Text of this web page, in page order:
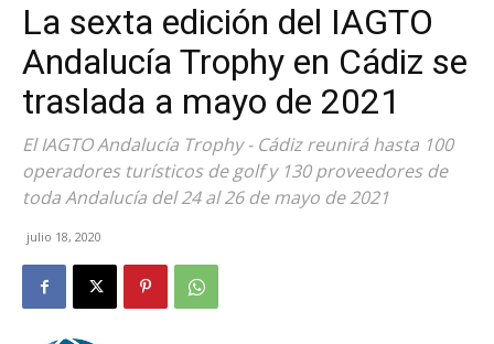
La sexta edición del IAGTO
Andalucía Trophy en Cádiz se
traslada a mayo de 2021
El IAGTO Andalucía Trophy - Cádiz reunirá hasta 100
operadores turísticos de golf y 130 proveedores de
toda Andalucía del 24 al 26 de mayo de 2021
julio 18, 2020